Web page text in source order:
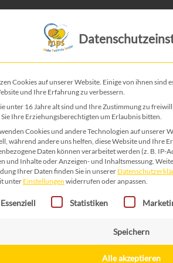
Das ist
MPS
Cookies auf unserer Website. Einige von ihnen sind
und Ihre Erfahrung zu verbessern.
unter 16 Jahre alt sind und Ihre Zustimmung zu
Sie Ihre Erziehungsberechtigten um Erlaubnis bitten.
Cookies und andere Technologien auf unserer
während andere uns helfen, diese Website und Ihre
Daten können verarbeitet werden (z. B. IP-
und Inhalte oder Anzeigen- und Inhaltsmessung.
Ihrer Daten finden Sie in unserer
unterEinstellungen widerrufen oder anpassen.
eine Liste der Service-Gruppen, für die
Essenziell Statistiken
Speichern
Alle akzeptieren